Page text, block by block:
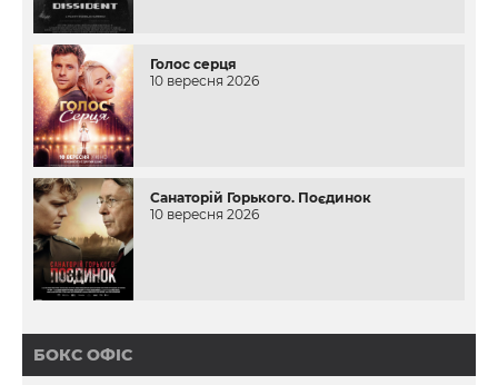
Голос серця
10 вересня 2026
Санаторій Горького. Поєдинок
10 вересня 2026
БОКС ОФІС